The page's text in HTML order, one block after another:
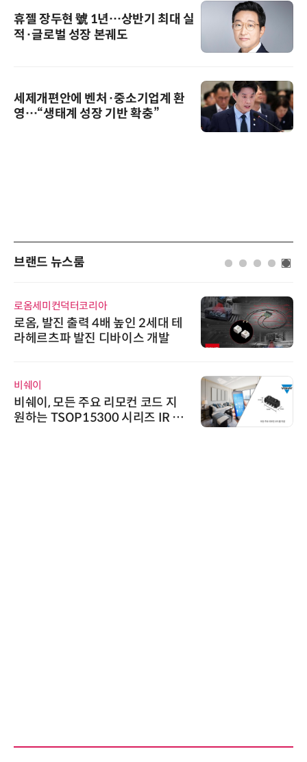
휴젤 장두현 號 1년…상반기 최대 실
적·글로벌 성장 본궤도
세제개편안에 벤처·중소기업계 환
영…“생태계 성장 기반 확충”
브랜드 뉴스룸
시큐어링크, 중소기업기술정보진
흥원 AI 초격차 R&D 사업 최종 선
다래전략사업화센터
다래전략사업화센터, 'BIO USA 2
026'서 글로벌 빅파마와의 비즈니